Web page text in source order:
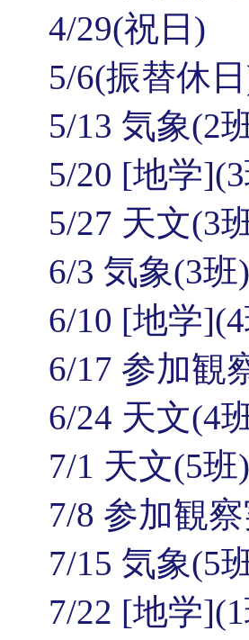
4/29(祝日)
5/6(振替休
5/13 気象(2
5/20 [地学
5/27 天文(3
6/3 気象(3班)
6/10 [地学
6/17 参加観
6/24 天文(4
7/1 天文(5班)
7/8 参加観
7/15 気象(5
7/22 [地学